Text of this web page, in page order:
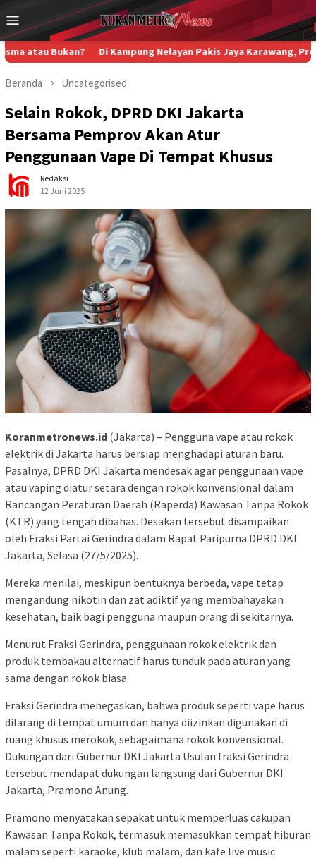
ke
konten
Menu
Mobile
Di Kampung Nelayan Pakis Jaya Karawang, Program
Beranda Uncategorised
Selain Rokok, DPRD DKI Jakarta
Bersama Pemprov Akan Atur
Penggunaan Vape Di Tempat Khusus
Redaksi
12 Juni 2025
Koranmetronews.id (Jakarta) – Pengguna vape atau rokok
elektrik di Jakarta harus bersiap menghadapi aturan baru.
Pasalnya, DPRD DKI Jakarta mendesak agar penggunaan vape
atau vaping diatur setara dengan rokok konvensional dalam
Rancangan Peraturan Daerah (Raperda) Kawasan Tanpa Rokok
(KTR) yang tengah dibahas. Desakan tersebut disampaikan
oleh Fraksi Partai Gerindra dalam Rapat Paripurna DPRD DKI
Jakarta, Selasa (27/5/2025).
Mereka menilai, meskipun bentuknya berbeda, vape tetap
mengandung nikotin dan zat adiktif yang membahayakan
kesehatan, baik bagi pengguna maupun orang di sekitarnya.
Menurut Fraksi Gerindra, penggunaan rokok elektrik dan
produk tembakau alternatif harus tunduk pada aturan yang
sama dengan rokok biasa.
Fraksi Gerindra menegaskan, bahwa produk seperti vape harus
dilarang di tempat umum dan hanya diizinkan digunakan di
ruang khusus merokok, sebagaimana rokok konvensional.
Dukungan dari Gubernur DKI Jakarta Usulan fraksi Gerindra
tersebut mendapat dukungan langsung dari Gubernur DKI
Jakarta, Pramono Anung.
Pramono menyatakan sepakat untuk memperluas cakupan
Kawasan Tanpa Rokok, termasuk memasukkan tempat hiburan
malam seperti karaoke, klub malam, dan kafe live music